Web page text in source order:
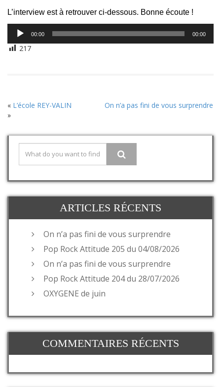
L’interview est à retrouver ci-dessous. Bonne écoute !
Lecteur
audio
00:00 00:00
217
« L’école REY-VALIN
On n’a pas fini de vous surprendre
»
ARTICLES RÉCENTS
On n’a pas fini de vous surprendre
Pop Rock Attitude 205 du 04/08/2026
On n’a pas fini de vous surprendre
Pop Rock Attitude 204 du 28/07/2026
OXYGENE de juin
COMMENTAIRES RÉCENTS